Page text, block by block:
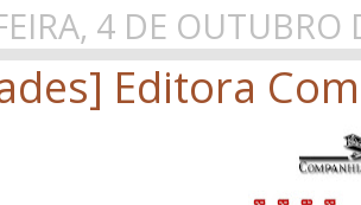
4 DE OUTUBRO
Editora